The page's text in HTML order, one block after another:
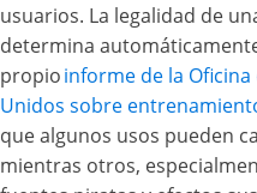
usuarios. La legalidad de
determina
propioinforme de la
Unidos sobre
que algunos usos pueden
mientras otros,